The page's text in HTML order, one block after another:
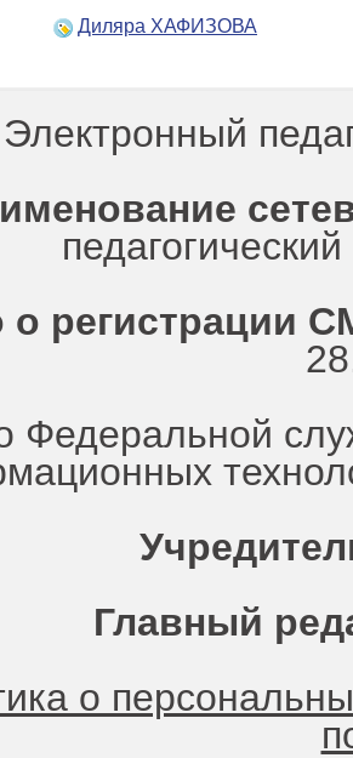
Диляра ХАФИЗОВА
о регистрации
Федеральной
Главный
о